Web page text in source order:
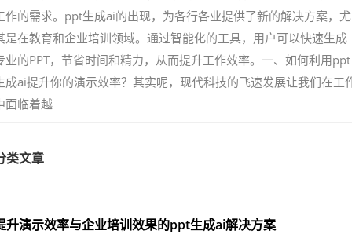
作的需求。ppt生成ai的出现，为各行各业提供了新的解决方案，尤
是在教育和企业培训领域。通过智能化的工具，用户可以快速生成
业的PPT，节省时间和精力，从而提升工作效率。一、如何利用ppt
成ai提升你的演示效率？其实呢，现代科技的飞速发展让我们在工
面临着越
类文章
升演示效率与企业培训效果的ppt生成ai解决方案